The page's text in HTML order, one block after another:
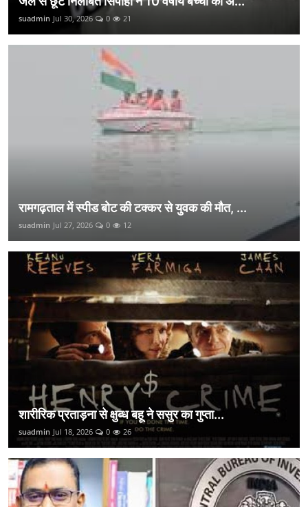
suadmin Jul 30, 2026 0 21
रामगढ़ताल में स्पीड बोट की टक्कर से युवक की मौत, ...
suadmin Jul 27, 2026 0 12
शारीरिक प्रताड़ना से क्षुब्ध बहू ने ससुर का गुप्ता...
suadmin Jul 18, 2026 0 26